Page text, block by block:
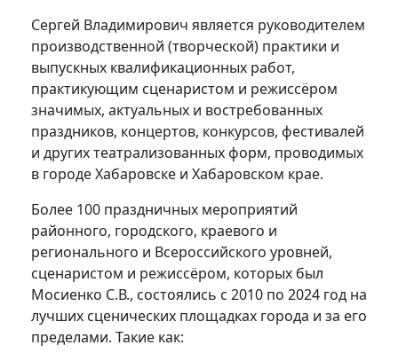
Сергей Владимирович является руководителем
производственной (творческой) практики и
выпускных квалификационных работ,
практикующим сценаристом и режиссёром
значимых, актуальных и востребованных
праздников, концертов, конкурсов, фестивалей
и других театрализованных форм, проводимых
в городе Хабаровске и Хабаровском крае.
Более 100 праздничных мероприятий
районного, городского, краевого и
регионального и Всероссийского уровней,
сценаристом и режиссёром, которых был
Мосиенко С.В., состоялись с 2010 по 2024 год на
лучших сценических площадках города и за его
пределами. Такие как: